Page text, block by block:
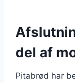
del af
Pitabrød har